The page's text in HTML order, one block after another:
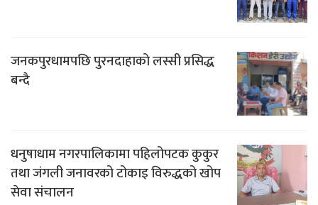
जनकपुरधामपछि पुरनदाहाको लस्सी प्रसिद्ध
बन्दै
धनुषाधाम नगरपालिकामा पहिलोपटक कुकुर
तथा जंगली जनावरको टोकाइ विरुद्धको खोप
सेवा संचालन